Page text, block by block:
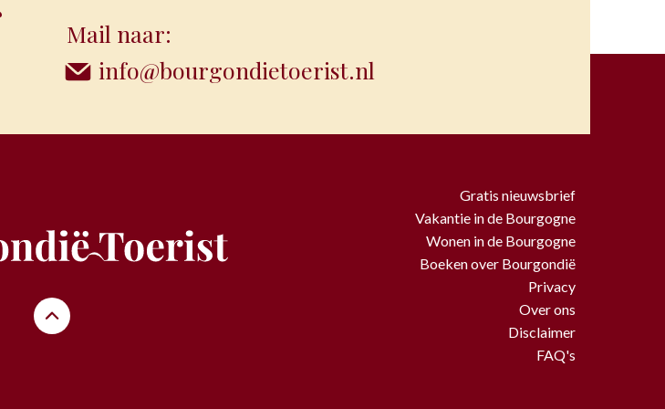
Mail naar:
info@bourgondietoerist.nl
Gratis nieuwsbrief
Vakantie in de Bourgogne
Wonen in de Bourgogne
Boeken over Bourgondië
Privacy
Over ons
Disclaimer
FAQ's